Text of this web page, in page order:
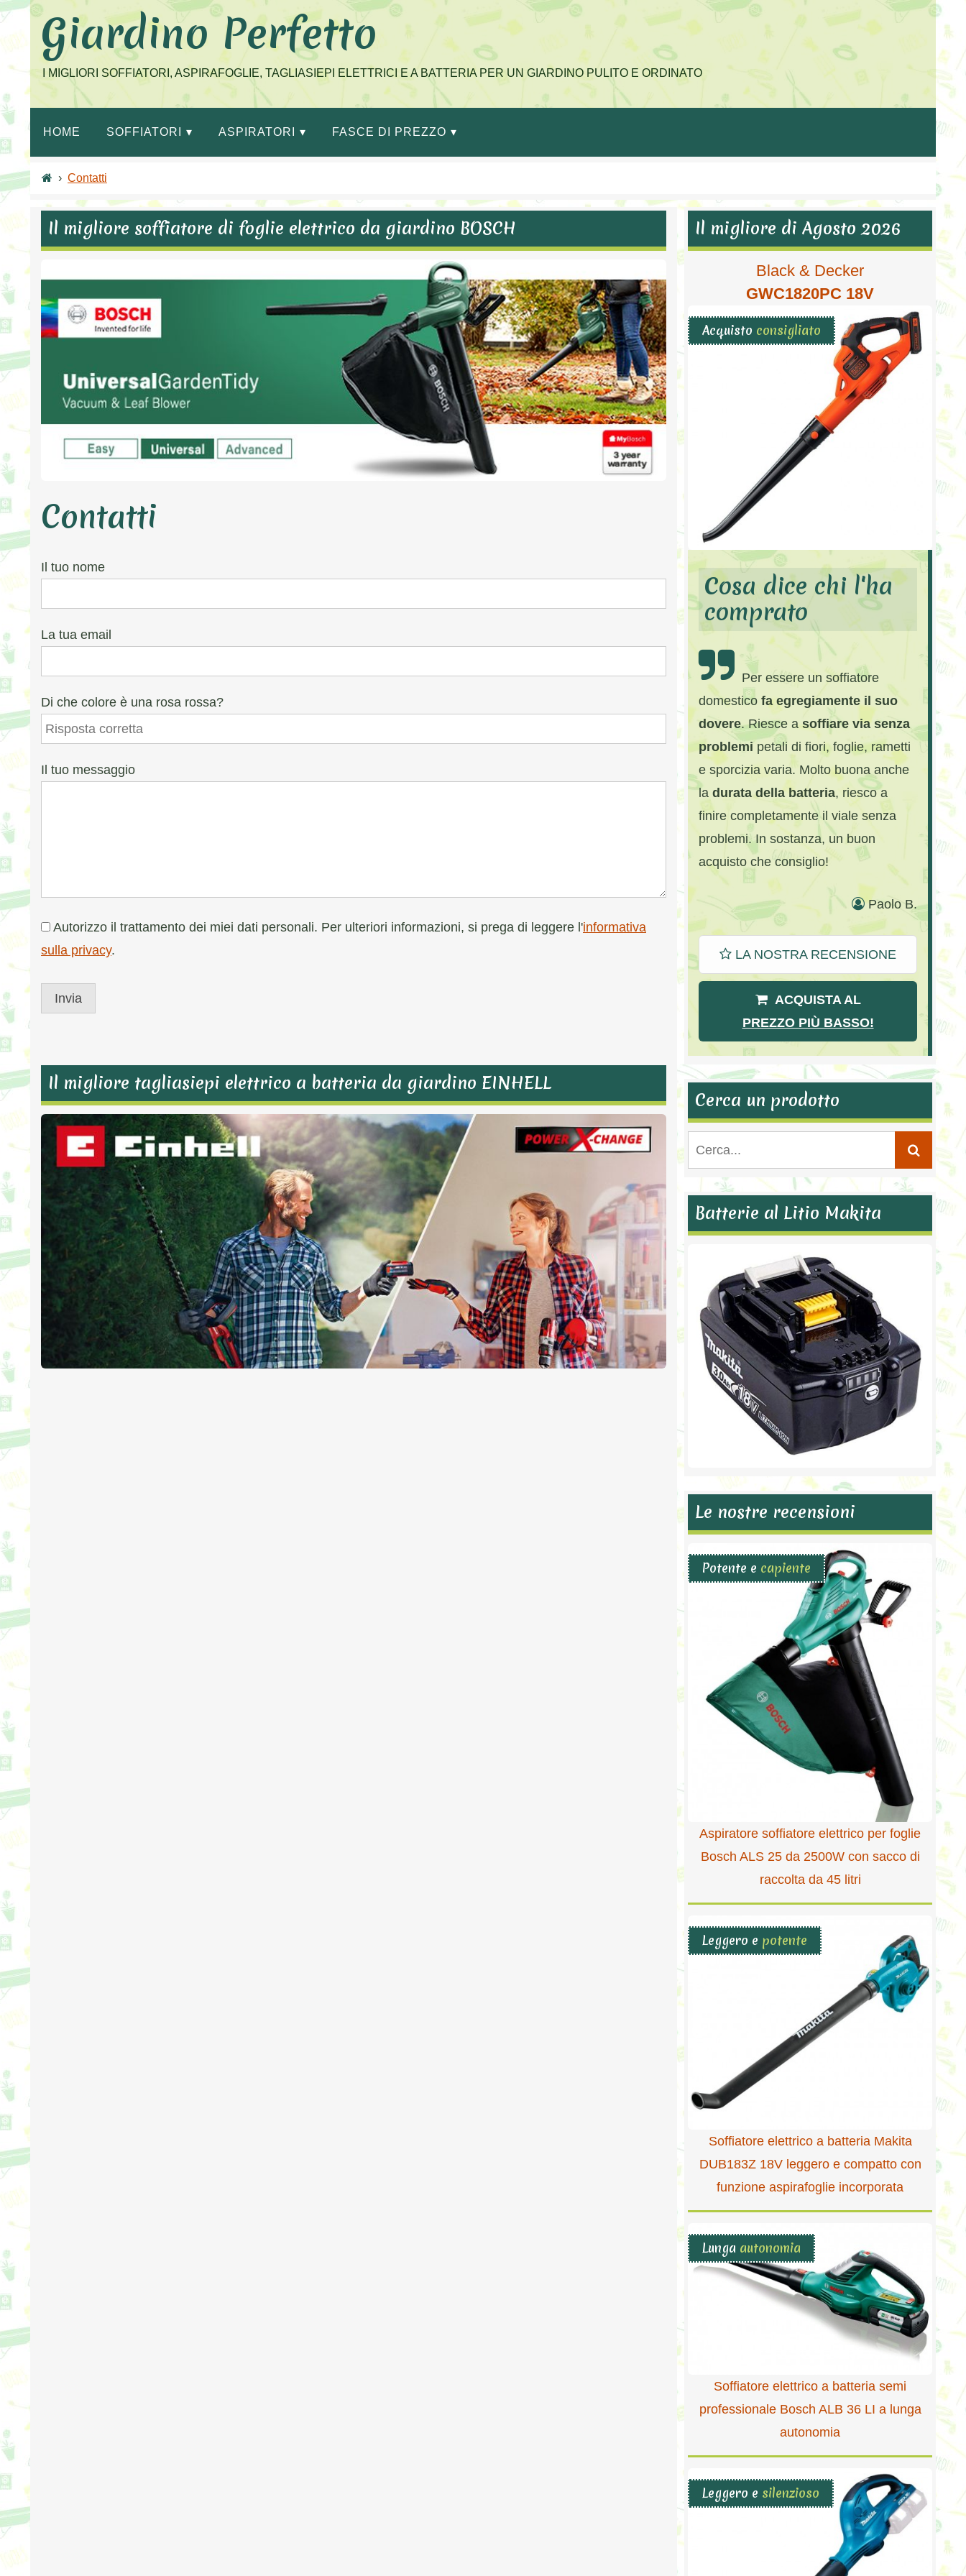
Salta
contenuto
Giardino Perfetto
I MIGLIORI SOFFIATORI, ASPIRAFOGLIE, TAGLIASIEPI ELETTRICI E A BATTERIA PER UN GIARDINO PULITO E ORDINATO
HOME SOFFIATORI ASPIRATORI FASCE DI PREZZO
› Contatti
Il migliore soffiatore di foglie elettrico da giardino BOSCH
Contatti
Il tuo nome
La tua email
Di che colore è una rosa rossa?
Il tuo messaggio
Autorizzo il trattamento dei miei dati personali. Per ulteriori informazioni, si prega di leggere l'informativa
sulla privacy.
Il migliore tagliasiepi elettrico a batteria da giardino EINHELL
Il migliore di Agosto 2026
Black & Decker
GWC1820PC 18V
Acquisto consigliato
Cosa dice chi l'ha
comprato
Per essere un soffiatore
domestico fa egregiamente il suo
dovere. Riesce a soffiare via senza
problemi petali di fiori, foglie, rametti
e sporcizia varia. Molto buona anche
la durata della batteria, riesco a
finire completamente il viale senza
problemi. In sostanza, un buon
acquisto che consiglio!
Paolo B.
LA NOSTRA RECENSIONE
ACQUISTA AL
PREZZO PIÙ BASSO!
Cerca un prodotto
Batterie al Litio Makita
Le nostre recensioni
Potente e capiente
Aspiratore soffiatore elettrico per foglie
Bosch ALS 25 da 2500W con sacco di
raccolta da 45 litri
Leggero e potente
Soffiatore elettrico a batteria Makita
DUB183Z 18V leggero e compatto con
funzione aspirafoglie incorporata
Lunga autonomia
Soffiatore elettrico a batteria semi
professionale Bosch ALB 36 LI a lunga
autonomia
Leggero e silenzioso